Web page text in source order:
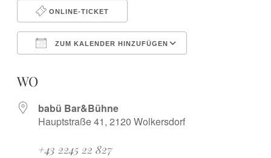
ONLINE-TICKET
ZUM KALENDER HINZUFÜGEN
WO
babü Bar&Bühne
Hauptstraße 41, 2120 Wolkersdorf
+43 2245 22 827